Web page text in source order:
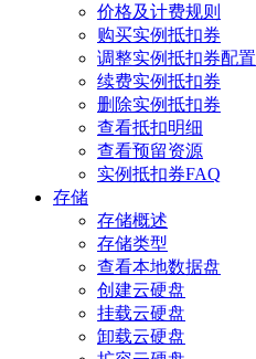
价格及计费规则
购买实例抵扣券
调整实例抵扣券配置
续费实例抵扣券
删除实例抵扣券
查看抵扣明细
查看预留资源
实例抵扣券FAQ
存储
存储概述
存储类型
查看本地数据盘
创建云硬盘
挂载云硬盘
卸载云硬盘